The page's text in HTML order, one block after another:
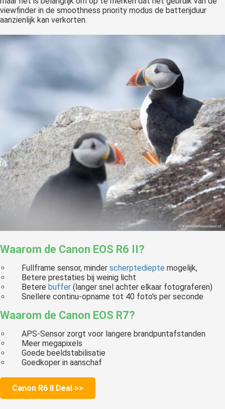
viewfinder in de smoothness priority modus de batterijduur
aanzienlijk kan verkorten.
Waarom de Canon EOS R6 II?
Fullframe sensor, minderscherptediepte mogelijk,
Betere prestaties bij weinig licht
Beterebuffer (langer snel achter elkaar fotograferen)
Snellere continu-opname tot 40 foto's per seconde
Waarom de Canon EOS R7?
APS-Sensor zorgt voor langere brandpuntafstanden
Meer megapixels
Goede beeldstabilisatie
Goedkoper in aanschaf
Canon R6 II Deal >>